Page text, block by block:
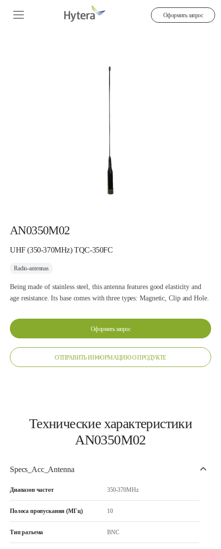
Оформить запрос
AN0350M02
UHF (350-370MHz) TQC-350FC
Radio-antennas
Being made of stainless steel, this antenna features good elasticity and
age resistance. Its base comes with three types: Magnetic, Clip and Hole.
Оформить запрос
ОТПРАВИТЬ ИНФОРМАЦИЮ О ПРОДУКТЕ
Технические характеристики
AN0350M02
Specs_Acc_Antenna
Диапазон частот 350-370MHz
Полоса пропускания (МГц) 10
Тип разъема BNC